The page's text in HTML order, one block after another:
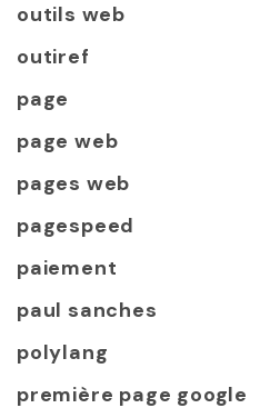
outils web
outiref
page
page web
pages web
pagespeed
paiement
paul sanches
polylang
première page google